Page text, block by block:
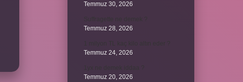
Temmuz 30, 2026
Temmuz 28, 2026
Temmuz 24, 2026
Temmuz 20, 2026